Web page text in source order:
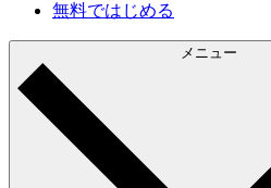
無料ではじめる
メニュー